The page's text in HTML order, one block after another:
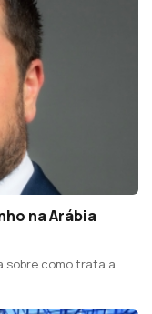
na Arábia
sobre como trata a